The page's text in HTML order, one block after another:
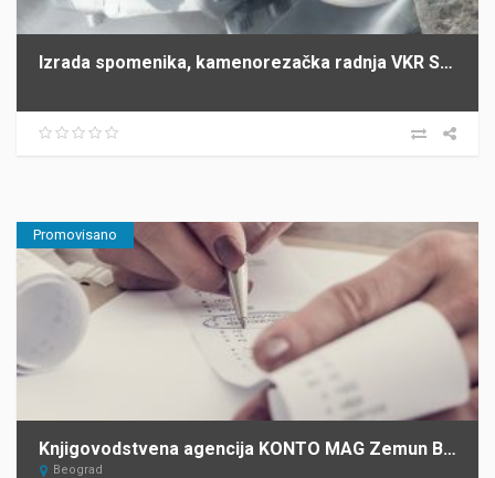
Izrada spomenika, kamenorezačka radnja VKR SIMIĆI Šabac
Promovisano
Knjigovodstvena agencija KONTO MAG Zemun Beograd
Beograd